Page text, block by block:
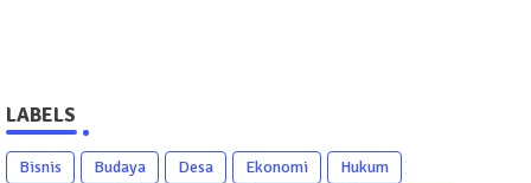
LABELS
Bisnis Budaya Desa Ekonomi
Hukum